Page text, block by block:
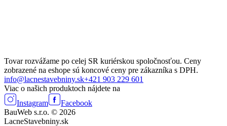
Tovar rozvážame po celej SR kuriérskou spoločnosťou. Ceny
zobrazené na eshope sú koncové ceny pre zákazníka s DPH.
info@lacnestavebniny.sk+421 903 229 601
Viac o našich produktoch nájdete na
Instagram
Facebook
BauWeb s.r.o. © 2026
LacneStavebniny.sk